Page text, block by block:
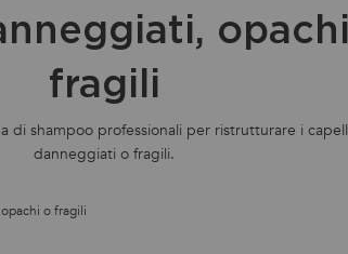
fragili
di shampoo professionali per ristrutturare i
danneggiati o fragili.
o fragili